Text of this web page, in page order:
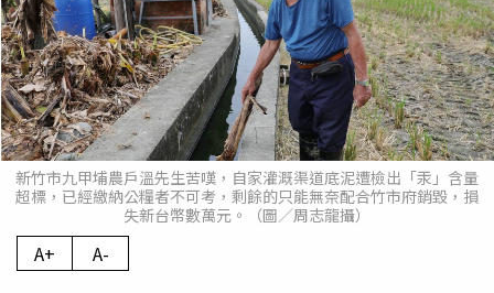
新竹市九甲埔農戶溫先生苦嘆，自家灌溉渠道底泥遭檢出「汞」含量
超標，已經繳納公糧者不可考，剩餘的只能無奈配合竹市府銷毀，損
失新台幣數萬元。（圖／周志龍攝）
A+ A-